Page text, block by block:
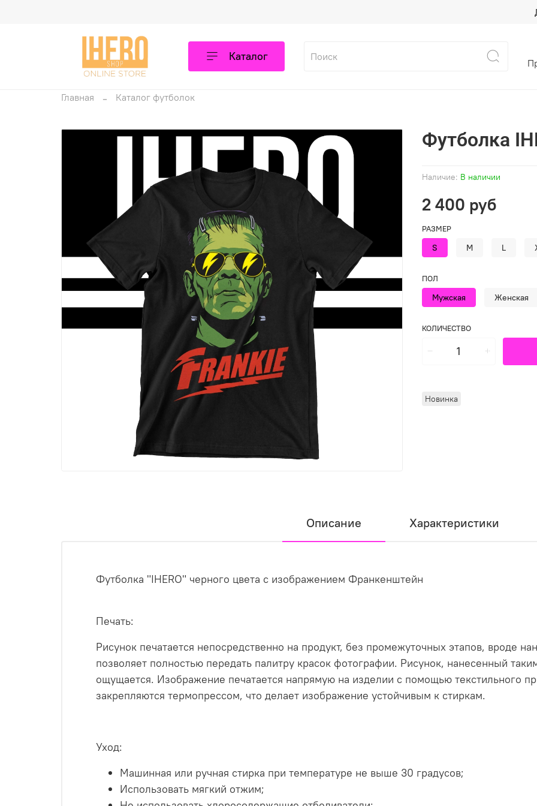
Каталог
Главная Каталог футболок
Наличие: В наличии
Новинка
Футболка
2 400 руб
КОЛИЧЕСТВО
РАЗМЕР
S M L
ПОЛ
Мужская Женская
Описание Характеристики
Футболка "IHERO" черного цвета с изображением Франкенштейн
Печать:
Рисунок печатается непосредственно на продукт, без промежуточных этапов, вроде
позволяет полностью передать палитру красок фотографии. Рисунок, нанесенный
ощущается. Изображение печатается напрямую на изделии с помощью текстильного
закрепляются термопрессом, что делает изображение устойчивым к стиркам.
Уход:
Машинная или ручная стирка при температуре не выше 30 градусов;
Использовать мягкий отжим;